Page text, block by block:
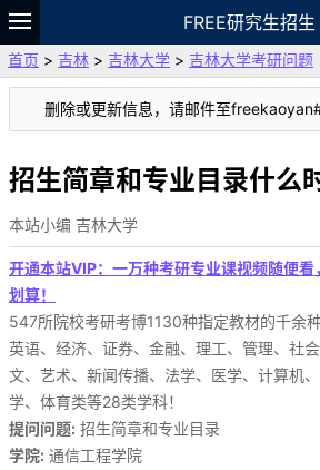
FREE研究生招生
题库
故事 专题 APP 笔
VIP
资料
首页 > 吉林 > 吉林大学 > 吉林大学考研问题
删除或更新信息，请邮件至
招生简章和专业目录什么
本站小编 吉林大学
开通本站VIP：一万种考研专业课视频随便
划算！
547所院校考研考博1130种指定教材的千余
英语、经济、证券、金融、理工、管理、社
文、艺术、新闻传播、法学、医学、计算机
学、体育类等28类学科！
提问问题: 招生简章和专业目录
学院: 通信工程学院